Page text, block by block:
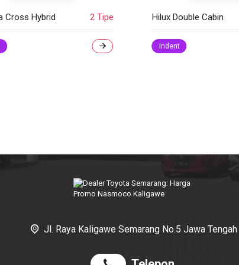
Cabin 3 Tipe Land Cruiser
Indent
Jl. Raya Kaligawe Semarang No.5 Jawa Tengah